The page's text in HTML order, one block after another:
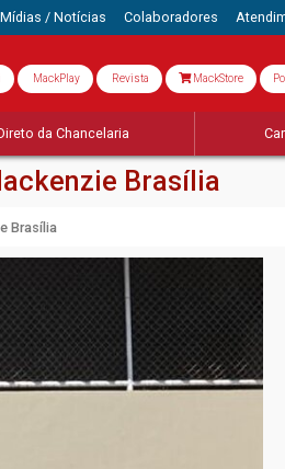
Mídias / Notícias Colaboradores
MackPlay Revista MackStore
da Chancelaria
Brasília
Brasília